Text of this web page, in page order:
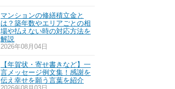
マンションの修繕積立金と
は？築年数やエリアごとの相
場や払えない時の対応方法を
解説
2026年08月04日
【年賀状・寄せ書きなど】一
言メッセージ例文集！感謝を
伝え幸せを願う言葉を紹介